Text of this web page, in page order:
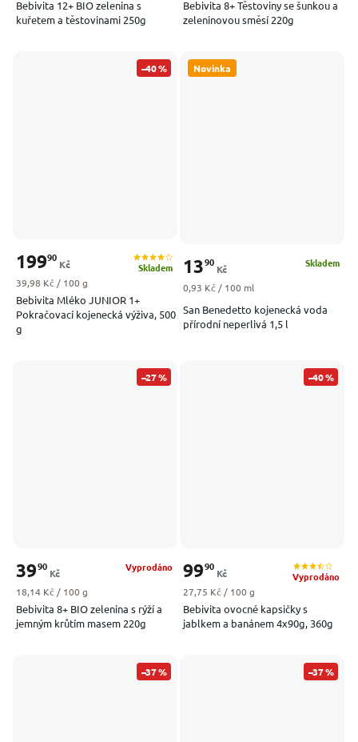
Bebivita 12+ BIO zelenina s
kuřetem a těstovinami 250g
Bebivita 8+ Těstoviny se šunkou a
zeleninovou směsí 220g
–40 %
Bebivita Mléko JUNIOR 1+
Pokračovací kojenecká výživa, 500
g
Skladem
19990
Kč
Měrná cena:
39,98 Kč / 100 g
Novinka
San Benedetto kojenecká voda
přírodní neperlivá 1,5 l
Skladem
1390
Kč
Měrná cena:
0,93 Kč / 100 ml
–27 %
Bebivita 8+ BIO zelenina s rýží a
jemným krůtím masem 220g
Vyprodáno
3990
Kč
Měrná cena:
18,14 Kč / 100 g
–40 %
Bebivita ovocné kapsičky s
jablkem a banánem 4x90g, 360g
Vyprodáno
9990
Kč
Měrná cena:
27,75 Kč / 100 g
–37 % –37 %